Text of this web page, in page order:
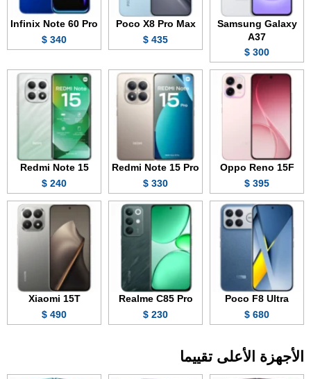
Samsung Galaxy
A37
300 $
Poco X8 Pro Max
435 $
Infinix Note 60 Pro
340 $
Oppo Reno 15F
395 $
Redmi Note 15 Pro
330 $
Redmi Note 15
240 $
Poco F8 Ultra
680 $
Realme C85 Pro
230 $
Xiaomi 15T
490 $
الأجهزة الأعلى تقييما